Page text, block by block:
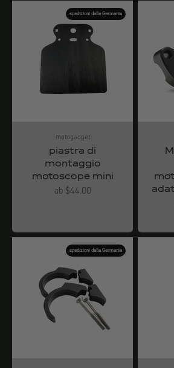
spedizioni dalla Germania
motogadget
piastra di
montaggio
motoscope mini
Angebot
ab $44.00
spedizioni dalla Germania